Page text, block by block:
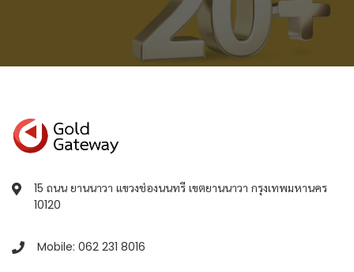
15 ถนน ยานนาวา แขวงช่องนนทรี เขตยานนาวา กรุงเทพมหานคร
10120
Mobile: 062 231 8016